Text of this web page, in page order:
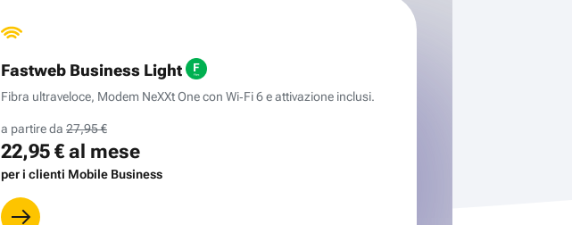
Fastweb Business Light
Fibra ultraveloce, Modem NeXXt One con Wi‑Fi 6 e attivazione inclusi.
a partire da 27,95 €
22,95 €al mese
per i clienti Mobile Business